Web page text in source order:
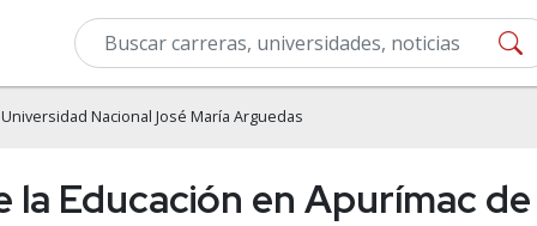
Nacional José María Arguedas
la Educación en Apurímac